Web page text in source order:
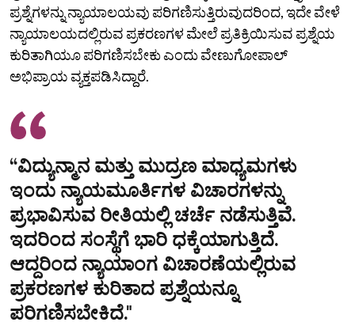
ಪ್ರಶ್ನೆಗಳನ್ನು ನ್ಯಾಯಾಲಯವು ಪರಿಗಣಿಸುತ್ತಿರುವುದರಿಂದ, ಇದೇ ವೇಳೆ
ನ್ಯಾಯಾಲಯದಲ್ಲಿರುವ ಪ್ರಕರಣಗಳ ಮೇಲೆ ಪ್ರತಿಕ್ರಿಯಿಸುವ ಪ್ರಶ್ನೆಯ
ಕುರಿತಾಗಿಯೂ ಪರಿಗಣಿಸಬೇಕು ಎಂದು ವೇಣುಗೋಪಾಲ್
ಅಭಿಪ್ರಾಯ ವ್ಯಕ್ತಪಡಿಸಿದ್ದಾರೆ.
“ವಿದ್ಯುನ್ಮಾನ ಮತ್ತು ಮುದ್ರಣ ಮಾಧ್ಯಮಗಳು
ಇಂದು ನ್ಯಾಯಮೂರ್ತಿಗಳ ವಿಚಾರಗಳನ್ನು
ಪ್ರಭಾವಿಸುವ ರೀತಿಯಲ್ಲಿ ಚರ್ಚೆ ನಡೆಸುತ್ತಿವೆ.
ಇದರಿಂದ ಸಂಸ್ಥೆಗೆ ಭಾರಿ ಧಕ್ಕೆಯಾಗುತ್ತಿದೆ.
ಆದ್ದರಿಂದ ನ್ಯಾಯಾಂಗ ವಿಚಾರಣೆಯಲ್ಲಿರುವ
ಪ್ರಕರಣಗಳ ಕುರಿತಾದ ಪ್ರಶ್ನೆಯನ್ನೂ
ಪರಿಗಣಿಸಬೇಕಿದೆ."